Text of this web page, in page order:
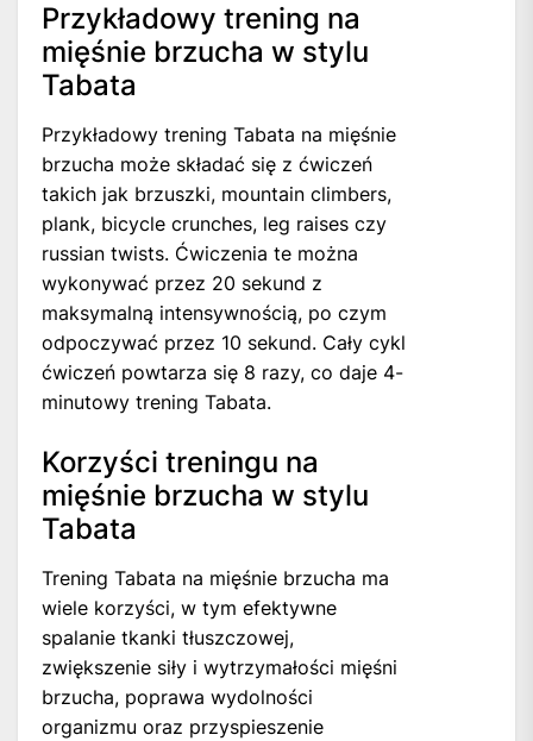
Przykładowy trening na
mięśnie brzucha w stylu
Tabata
Przykładowy trening Tabata na mięśnie
brzucha może składać się z ćwiczeń
takich jak brzuszki, mountain climbers,
plank, bicycle crunches, leg raises czy
russian twists. Ćwiczenia te można
wykonywać przez 20 sekund z
maksymalną intensywnością, po czym
odpoczywać przez 10 sekund. Cały cykl
ćwiczeń powtarza się 8 razy, co daje 4-
minutowy trening Tabata.
Korzyści treningu na
mięśnie brzucha w stylu
Tabata
Trening Tabata na mięśnie brzucha ma
wiele korzyści, w tym efektywne
spalanie tkanki tłuszczowej,
zwiększenie siły i wytrzymałości mięśni
brzucha, poprawa wydolności
organizmu oraz przyspieszenie